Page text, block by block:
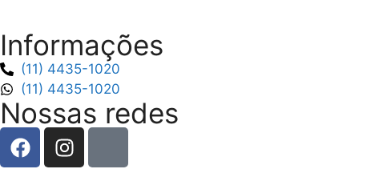
Informações
(11) 4435-1020
(11) 4435-1020
Nossas redes